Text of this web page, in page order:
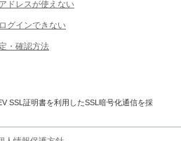
ドレスが使えない
グインできない
・確認方法
SSL証明書を利用したSSL暗号化通信を採